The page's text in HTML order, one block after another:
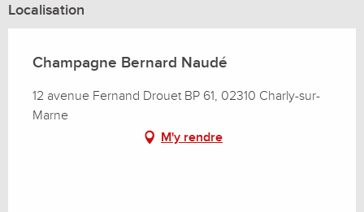
Localisation
Champagne Bernard Naudé
12 avenue Fernand Drouet BP 61, 02310 Charly-sur-
Marne
M'y rendre